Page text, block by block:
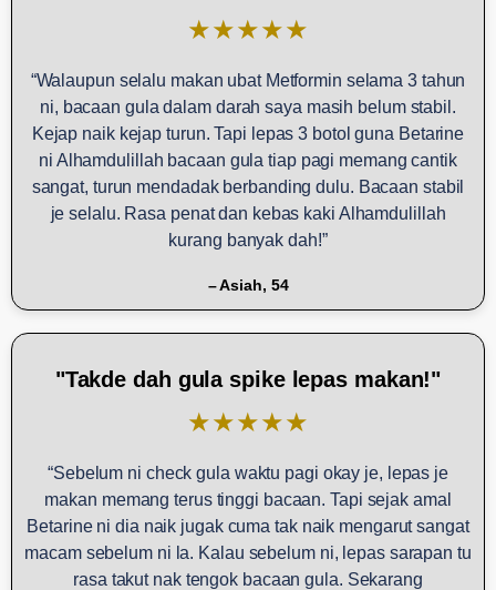
★★★★★
Walaupun selalu makan ubat Metformin selama 3 tahun
ni, bacaan gula dalam darah saya masih belum stabil.
Kejap naik kejap turun. Tapi lepas 3 botol guna Betarine
ni Alhamdulillah bacaan gula tiap pagi memang cantik
sangat, turun mendadak berbanding dulu. Bacaan stabil
je selalu. Rasa penat dan kebas kaki Alhamdulillah
kurang banyak dah!
– Asiah, 54
Takde dah gula spike lepas makan!
★★★★★
Sebelum ni check gula waktu pagi okay je, lepas je
makan memang terus tinggi bacaan. Tapi sejak amal
Betarine ni dia naik jugak cuma tak naik mengarut sangat
macam sebelum ni la. Kalau sebelum ni, lepas sarapan tu
rasa takut nak tengok bacaan gula. Sekarang